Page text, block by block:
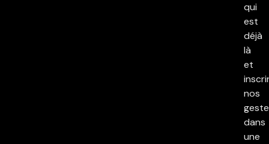
qui
est
déjà
là
et
nos
dans
une